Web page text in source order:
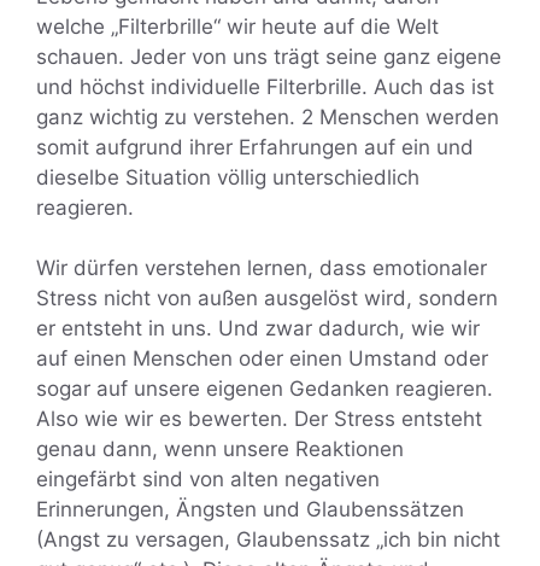
welche „Filterbrille“ wir heute auf die Welt
schauen. Jeder von uns trägt seine ganz eigene
und höchst individuelle Filterbrille. Auch das ist
ganz wichtig zu verstehen. 2 Menschen werden
somit aufgrund ihrer Erfahrungen auf ein und
dieselbe Situation völlig unterschiedlich
reagieren.
Wir dürfen verstehen lernen, dass emotionaler
Stress nicht von außen ausgelöst wird, sondern
er entsteht in uns. Und zwar dadurch, wie wir
auf einen Menschen oder einen Umstand oder
sogar auf unsere eigenen Gedanken reagieren.
Also wie wir es bewerten. Der Stress entsteht
genau dann, wenn unsere Reaktionen
eingefärbt sind von alten negativen
Erinnerungen, Ängsten und Glaubenssätzen
(Angst zu versagen, Glaubenssatz „ich bin nicht